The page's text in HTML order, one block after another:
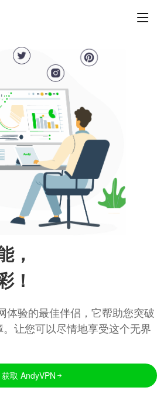
，
！
体验的最佳伴侣，它帮助您突破
让您可以尽情地享受这个无界
获取 AndyVPN